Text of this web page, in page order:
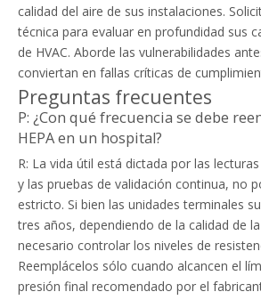
calidad del aire de sus instalaciones.
técnica para evaluar en profundidad sus
de HVAC. Aborde las vulnerabilidades
conviertan en fallas críticas de
Preguntas frecuentes
P: ¿Con qué frecuencia se debe
HEPA en un hospital?
R: La vida útil está dictada por las
y las pruebas de validación continua, no
estricto. Si bien las unidades terminales
tres años, dependiendo de la calidad de
necesario controlar los niveles de
Reemplácelos sólo cuando alcancen el
presión final recomendado por el